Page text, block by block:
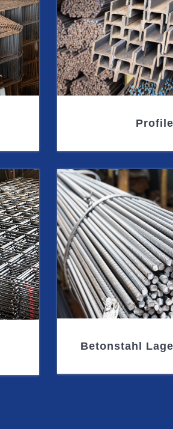
Betonstahl